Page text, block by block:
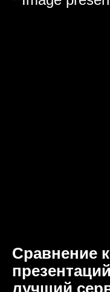
Сравнение
лучший